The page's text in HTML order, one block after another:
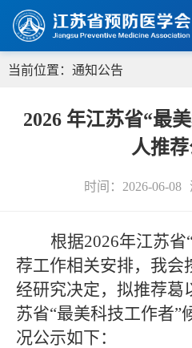
当前位置： 通知公告
2026 年江苏省“最
人推
时间：2026-06-08
根据2026年江苏省
荐工作相关安排，我会
经研究决定，拟推荐葛
苏省“最美科技工作者”
况公示如下：